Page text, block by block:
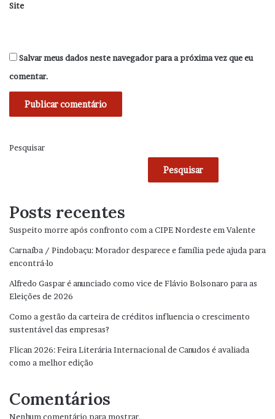
Site
Salvar meus dados neste navegador para a próxima vez que eu
comentar.
Pesquisar
Pesquisar
Posts recentes
Suspeito morre após confronto com a CIPE Nordeste em Valente
Carnaíba / Pindobaçu: Morador desparece e família pede ajuda para
encontrá-lo
Alfredo Gaspar é anunciado como vice de Flávio Bolsonaro para as
Eleições de 2026
Como a gestão da carteira de créditos influencia o crescimento
sustentável das empresas?
Flican 2026: Feira Literária Internacional de Canudos é avaliada
como a melhor edição
Comentários
Nenhum comentário para mostrar.